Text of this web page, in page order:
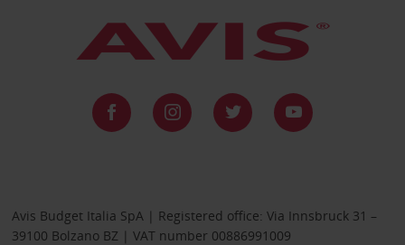
Avis Budget Italia SpA | Registered office: Via Innsbruck 31 –
39100 Bolzano BZ | VAT number 00886991009